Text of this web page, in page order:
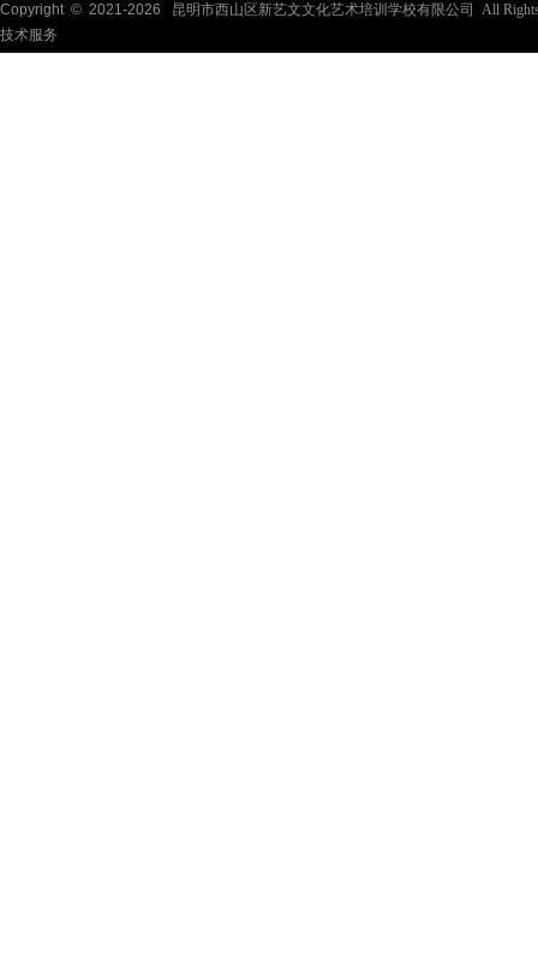
Copyright © 2021-2026
昆明市西山区新艺文文化艺术培训学校有限公司 All
技术服务